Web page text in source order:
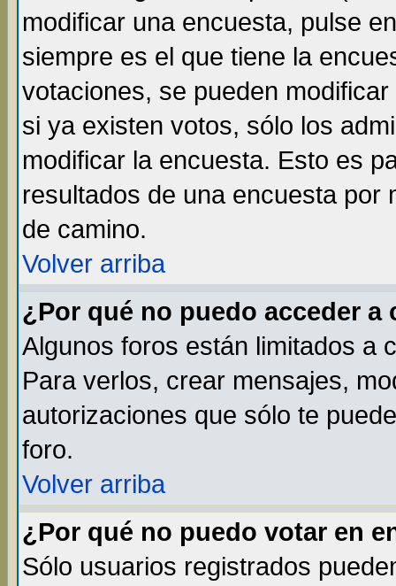
modificar una encuesta, pulse
siempre es el que tiene la
votaciones, se pueden
si ya existen votos, sólo los
modificar la encuesta. Esto es
resultados de una encuesta por
de camino.
Volver arriba
¿Por qué no puedo acceder a
Algunos foros están limitados a
Para verlos, crear mensajes,
autorizaciones que sólo te
foro.
Volver arriba
¿Por qué no puedo votar en
Sólo usuarios registrados